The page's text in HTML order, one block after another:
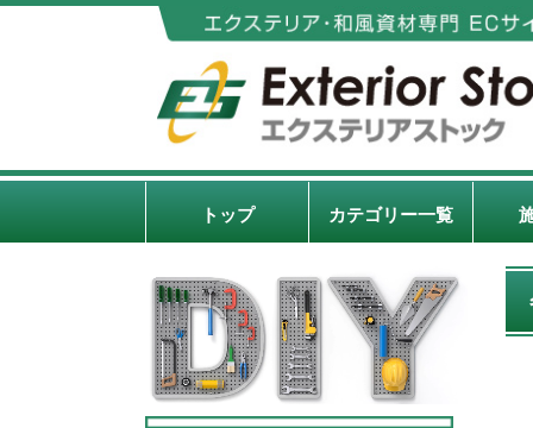
トップ カテゴリー一覧